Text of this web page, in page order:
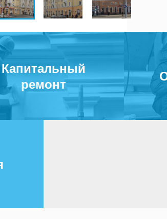
Капитальный
ремонт